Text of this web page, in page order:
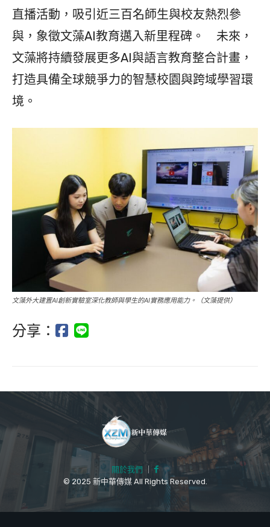
直播活動，吸引近三百名師生與校友熱烈參
與，象徵文藻AI教育邁入新里程碑。 未來，
文藻將持續發展更多AI與語言教育整合計畫，
打造具備全球競爭力的智慧校園與跨域學習環
境。
文藻外大建置AI創新實驗室深化教師與學生的AI實務應用能力。（文藻提供）
分享：
關於我們
｜
© 2025 新中華傳媒 All Rights Reserved.